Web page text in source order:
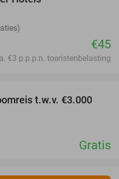
€45
€3 p.p.p.n. toeristenbelasting
t.w.v. €3.000
Gratis